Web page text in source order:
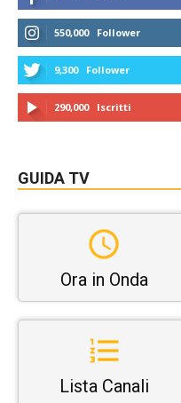
550,000 Follower
9,300 Follower
290,000 Iscritti
GUIDA TV
Ora in Onda
Lista Canali